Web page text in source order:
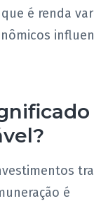
é renda
é